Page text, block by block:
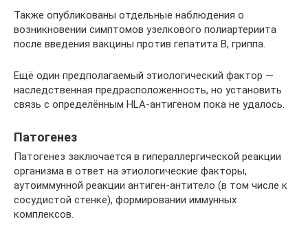
Также опубликованы отдельные наблюдения о
возникновении симптомов узелкового полиартериита
после введения вакцины против гепатита B, гриппа.
Ещё один предполагаемый этиологический фактор —
наследственная предрасположенность, но установить
связь с определённым HLA-антигеном пока не удалось.
Патогенез
Патогенез заключается в гипераллергической реакции
организма в ответ на этиологические факторы,
аутоиммунной реакции антиген-антитело (в том числе к
сосудистой стенке), формировании иммунных
комплексов.